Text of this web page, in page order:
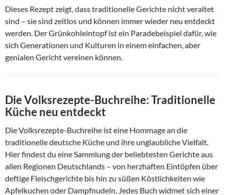
Dieses Rezept zeigt, dass traditionelle Gerichte nicht veraltet
sind – sie sind zeitlos und können immer wieder neu entdeckt
werden. Der Grünkohleintopf ist ein Paradebeispiel dafür, wie
sich Generationen und Kulturen in einem einfachen, aber
genialen Gericht vereinen können.
Die Volksrezepte-Buchreihe: Traditionelle
Küche neu entdeckt
Die Volksrezepte-Buchreihe ist eine Hommage an die
traditionelle deutsche Küche und ihre unglaubliche Vielfalt.
Hier findest du eine Sammlung der beliebtesten Gerichte aus
allen Regionen Deutschlands – von herzhaften Eintöpfen über
deftige Fleischgerichte bis hin zu süßen Köstlichkeiten wie
Apfelkuchen oder Dampfnudeln. Jedes Buch widmet sich einer